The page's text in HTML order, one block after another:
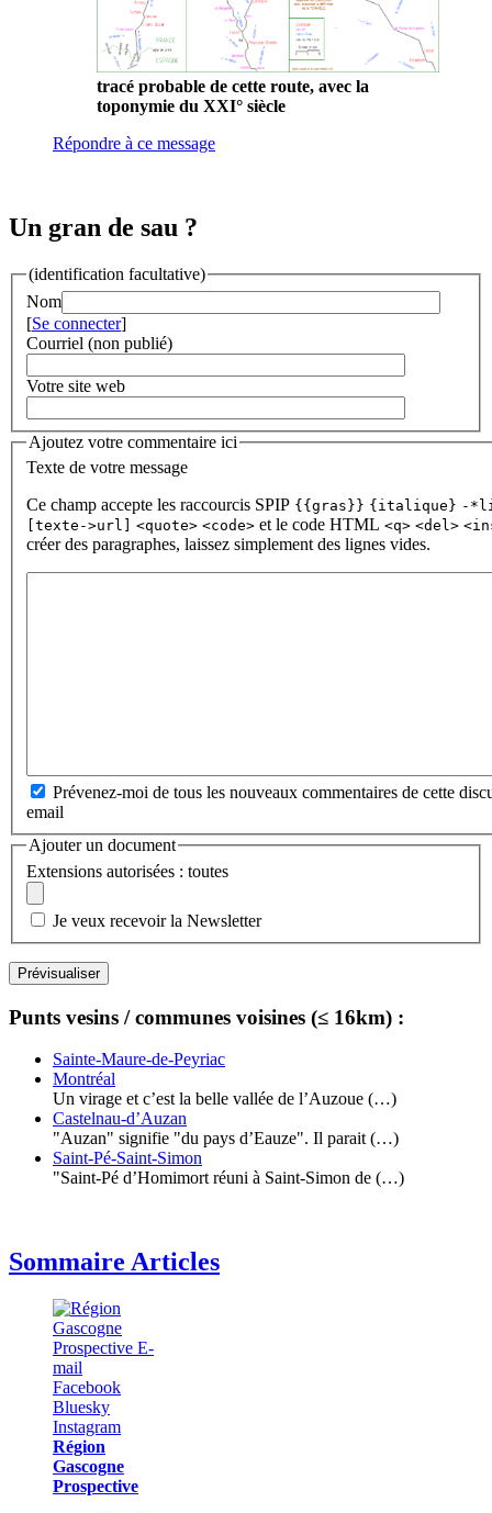
tracé probable de cette route, avec la
toponymie du XXI° siècle
Répondre à ce message
Un gran de sau ?
(identification facultative)
Nom
[Se connecter]
Courriel (non publié)
Votre site web
Ajoutez votre commentaire ici
Texte de votre message
Ce champ accepte les raccourcis SPIP {{gras}} {italique} -
[texte->url]
<quote> <code> et le code HTML <q> <del>
créer des paragraphes, laissez simplement des lignes vides.
Prévenez-moi de tous les nouveaux commentaires de cette
email
Ajouter un document
Extensions autorisées : toutes
Je veux recevoir la Newsletter
Punts vesins / communes voisines (≤ 16km) :
Sainte-Maure-de-Peyriac
Montréal
Un virage et c’est la belle vallée de l’Auzoue (…)
Castelnau-d’Auzan
"Auzan" signifie "du pays d’Eauze". Il parait (…)
Saint-Pé-Saint-Simon
"Saint-Pé d’Homimort réuni à Saint-Simon de (…)
Sommaire Articles
Région
Gascogne
Prospective